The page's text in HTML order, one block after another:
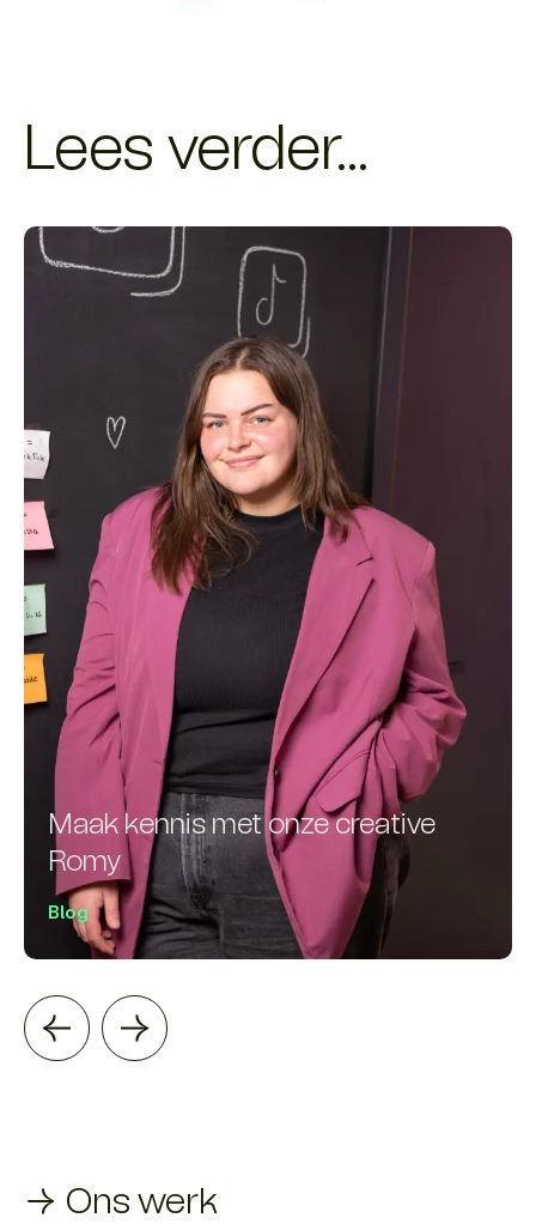
Lees verder...
Maak kennis met onze creative
Romy
Blog
→ Ons werk